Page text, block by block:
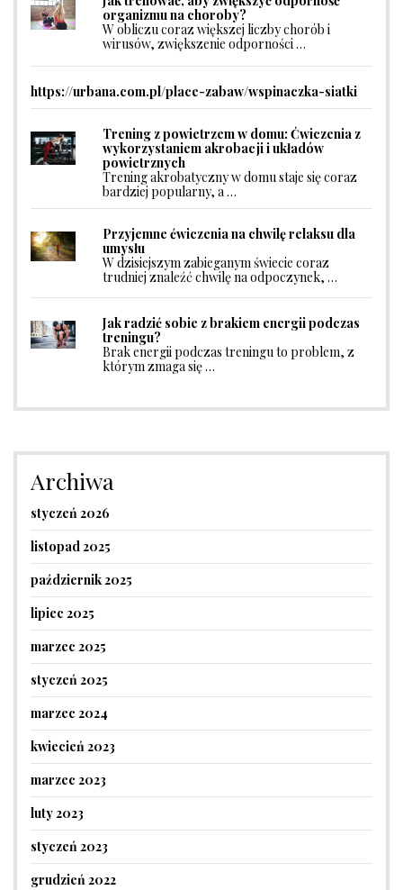
organizmu na choroby?
W obliczu coraz większej liczby chorób i
wirusów, zwiększenie odporności …
https://urbana.com.pl/place-zabaw/wspinaczka-siatki
Trening z powietrzem w domu: Ćwiczenia z
wykorzystaniem akrobacji i układów
powietrznych
Trening akrobatyczny w domu staje się coraz
bardziej popularny, a …
Przyjemne ćwiczenia na chwilę relaksu dla
umysłu
W dzisiejszym zabieganym świecie coraz
trudniej znaleźć chwilę na odpoczynek, …
Jak radzić sobie z brakiem energii podczas
treningu?
Brak energii podczas treningu to problem, z
którym zmaga się …
Archiwa
styczeń 2026
listopad 2025
październik 2025
lipiec 2025
marzec 2025
styczeń 2025
marzec 2024
kwiecień 2023
marzec 2023
luty 2023
styczeń 2023
grudzień 2022